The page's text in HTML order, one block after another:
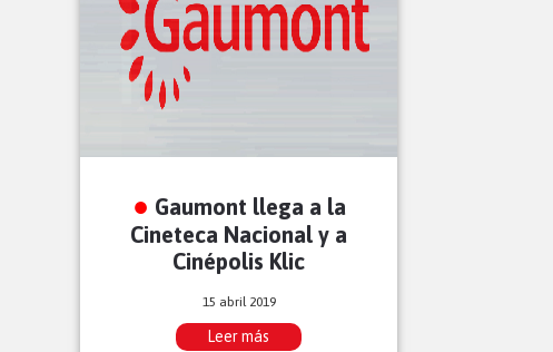
Gaumont llega a la
Cineteca Nacional y a
Cinépolis Klic
15 abril 2019
Leer más